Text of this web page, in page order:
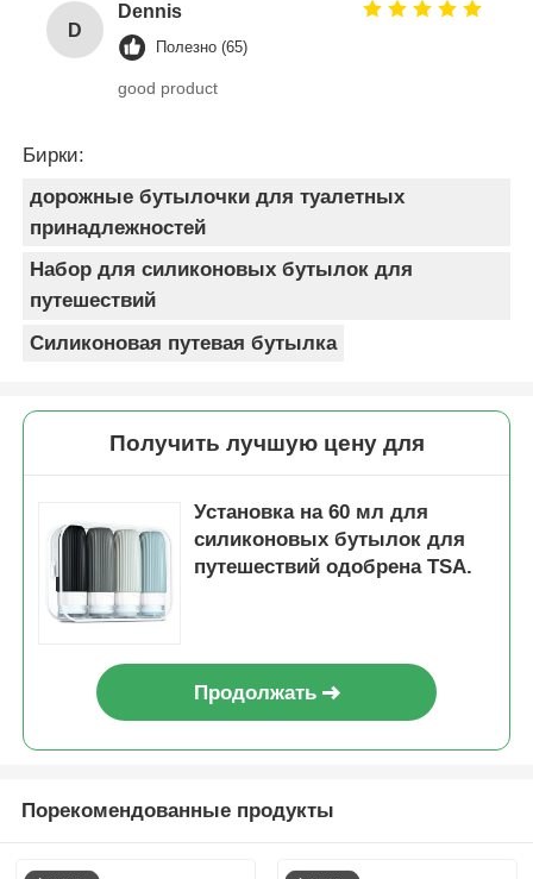
D
Dennis
Полезно (65)
good product
Бирки:
дорожные бутылочки для туалетных
принадлежностей
Набор для силиконовых бутылок для
путешествий
Силиконовая путевая бутылка
Получить лучшую цену для
Установка на 60 мл для
силиконовых бутылок для
путешествий одобрена TSA.
Продолжать
Порекомендованные продукты